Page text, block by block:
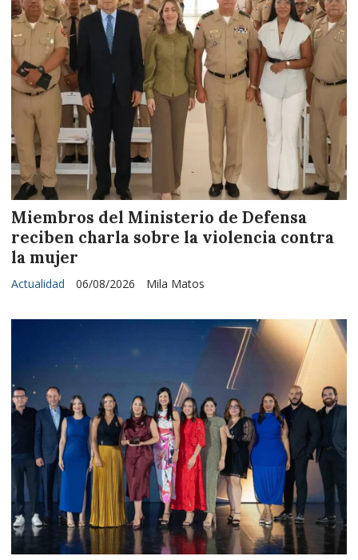
Miembros del Ministerio de Defensa
reciben charla sobre la violencia contra
la mujer
Mila Matos
Actualidad 06/08/2026